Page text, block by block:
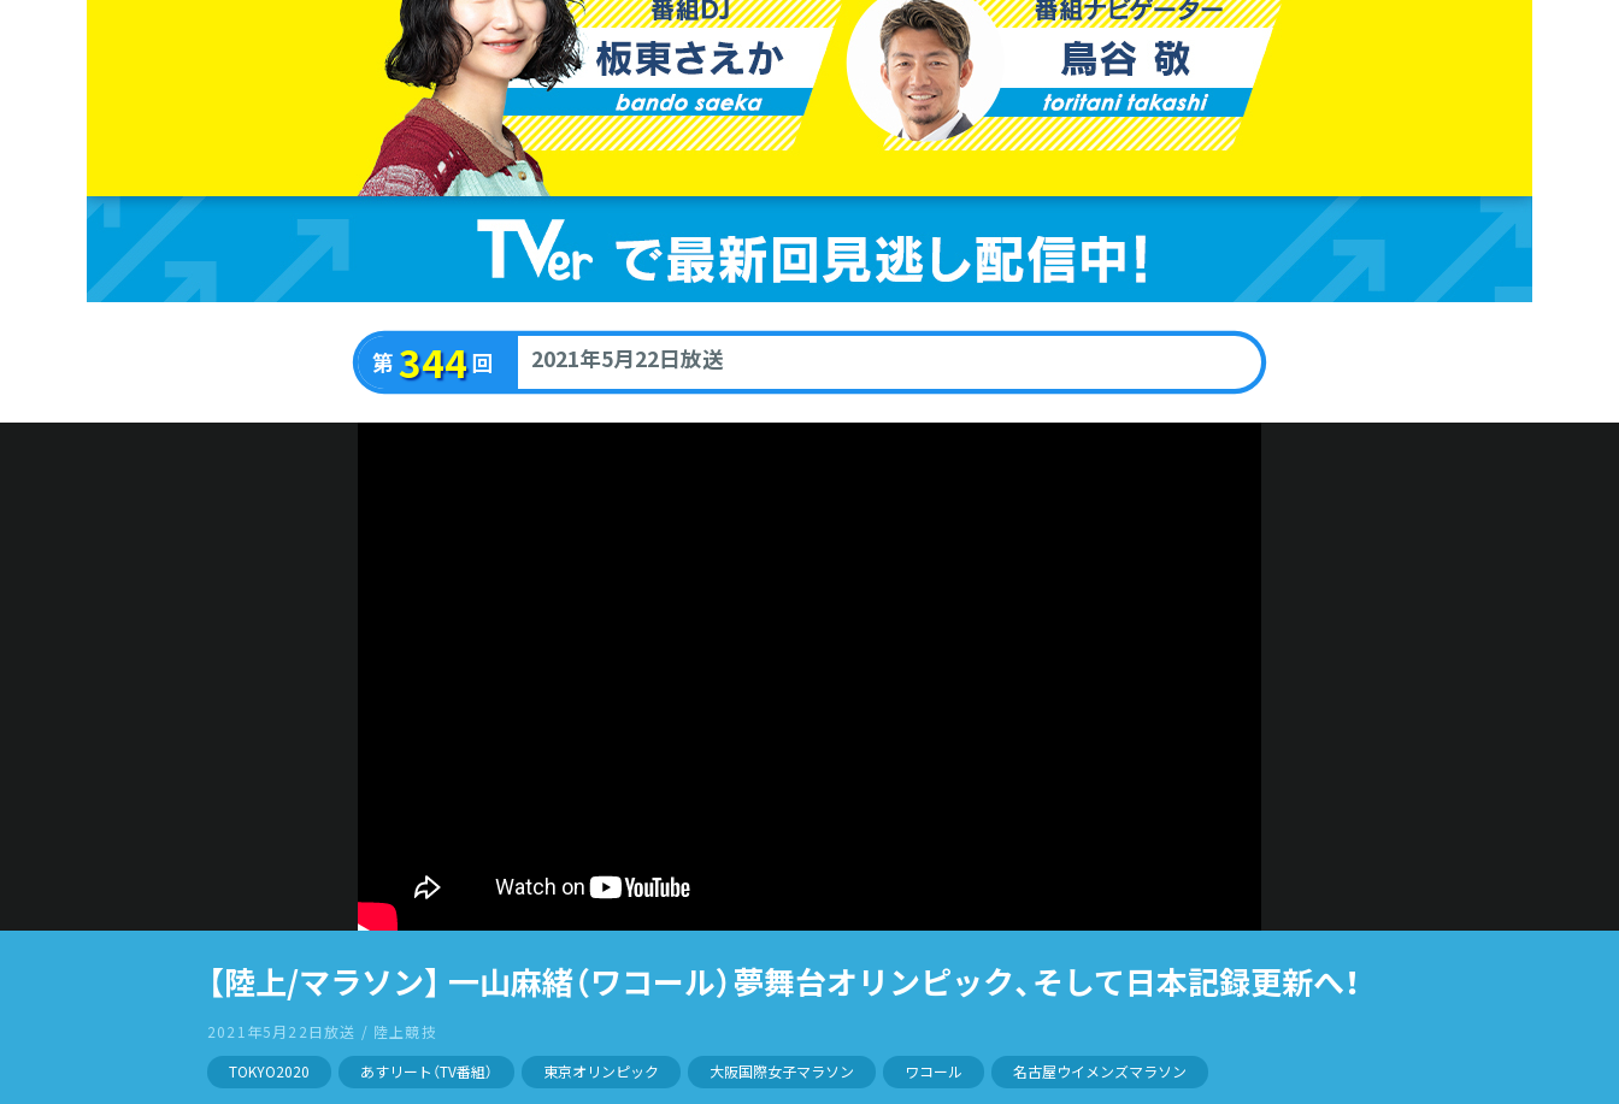
第344回 2021年5月22日放送
【陸上/マラソン】 一山麻緒（ワコール）夢舞台オリンピック、そして日本記録更新へ！
2021年5月22日放送 / 陸上競技
TOKYO2020
あすリート（TV番組） 東京オリンピック 大阪国際女子マラソン ワコール 名古屋ウイメンズマラソン